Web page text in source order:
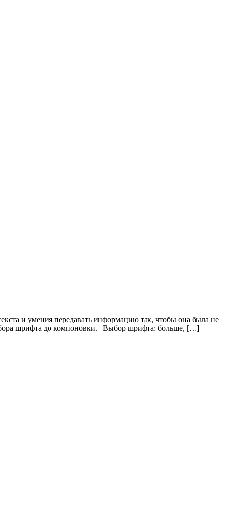
и умения передавать информацию так, чтобы она была не
шрифта до компоновки. Выбор шрифта: больше, […]